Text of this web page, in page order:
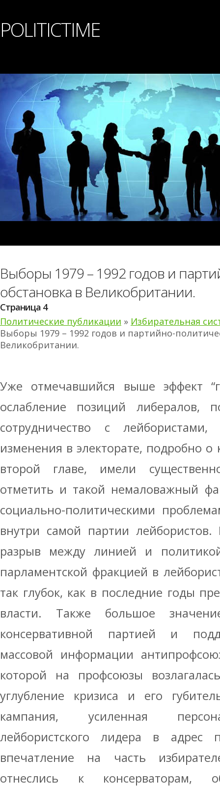
POLITICTIME
Выборы 1979 – 1992 годов и
обстановка в Великобритании.
Страница 4
Политические публикации » Избирательная
Выборы 1979 – 1992 годов и партийно-
Великобритании.
Уже отмечавшийся выше эффект
ослабление позиций либералов,
сотрудничество с
изменения в электорате, подробно
второй главе, имели
отметить и такой немаловажный
социально-политическими
внутри самой партии
разрыв между линией и
парламентской фракцией в
так глубок, как в последние годы
власти. Также большое
консервативной партией и
массовой информации
которой на профсоюзы
углубление кризиса и его
кампания, усиленная
лейбористского лидера в адрес
впечатление на часть
отнеслись к